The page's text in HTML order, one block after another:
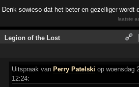
Denk sowieso dat het beter en gezelliger wordt
laatste
Legion of the Lost
Uitspraak van Perry Patelski op woensdag
12:24: